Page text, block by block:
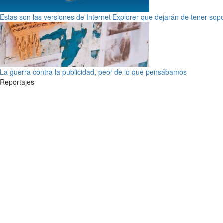
Estas son las versiones de Internet Explorer que dejarán de tener
La guerra contra la publicidad, peor de lo que pensábamos
Reportajes